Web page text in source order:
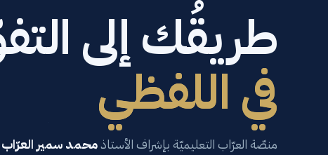
طريقُك إلى
في اللفظي
منصّة العرّاب التعليميّة بإشراف الأستاذمحمد سمير العرّاب